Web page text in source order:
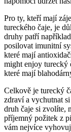
Pro ty, kteří mají
tureckého čaje, je
druhy patří
posilovat imunitní
které mají
might enjoy turecký
které mají
Celkově je turecký
zdraví a vychutnat
druh čaje si zvolíte,
příjemný požitek z
vám nejvíce